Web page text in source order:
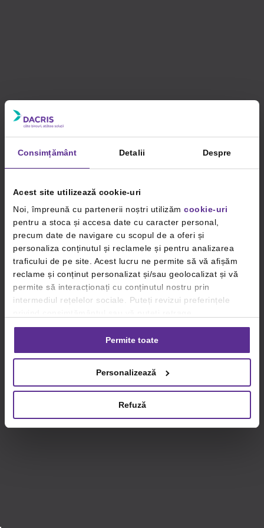
Consimțământ Detalii Despre
Acest site utilizează cookie-uri
Noi, împreună cu partenerii noștri utilizăm cookie-uri
pentru a stoca și accesa date cu caracter personal,
precum date de navigare cu scopul de a oferi și
personaliza conținutul și reclamele și pentru analizarea
traficului de pe site. Acest lucru ne permite să vă afișăm
reclame și conținut personalizat și/sau geolocalizat și vă
permite să interacționați cu conținutul nostru prin
intermediul rețelelor sociale. Puteți revizui preferințele
consimțământul oricând, făcând click pe linkul către
setările dvs. de cookie-uri.
privind utilizarea modulelor cookie.Detalii
Permite toate
Personalizează
Refuză